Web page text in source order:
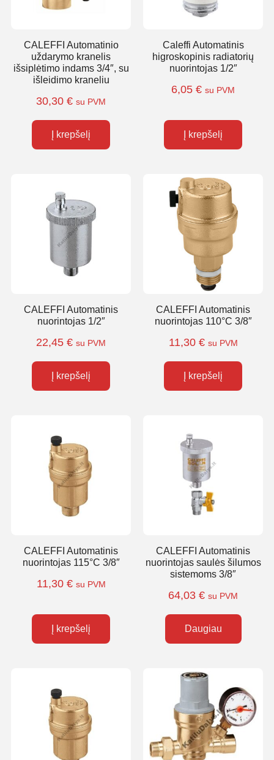
CALEFFI Automatinio
uždarymo kranelis
išsiplėtimo indams 3/4″, su
išleidimo kraneliu
30,30 € su PVM
Į krepšelį
Caleffi Automatinis
higroskopinis radiatorių
nuorintojas 1/2″
6,05 € su PVM
Į krepšelį
CALEFFI Automatinis
nuorintojas 1/2″
22,45 € su PVM
Į krepšelį
CALEFFI Automatinis
nuorintojas 110°C 3/8″
11,30 € su PVM
Į krepšelį
CALEFFI Automatinis
nuorintojas 115°C 3/8″
11,30 € su PVM
Į krepšelį
CALEFFI Automatinis
nuorintojas saulės šilumos
sistemoms 3/8″
64,03 € su PVM
Daugiau